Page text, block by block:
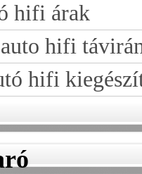
hifi árak
hifi
hifi